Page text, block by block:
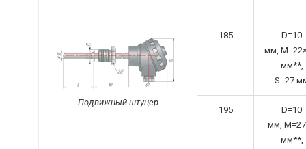
Подвижный штуцер
185
D=10
мм,
мм**,
S=27
195
D=10
мм,
мм**,